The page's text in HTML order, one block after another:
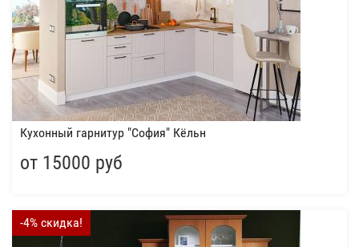
Кухонный гарнитур "София" Кёльн
от 15000 руб
-4% скидка!